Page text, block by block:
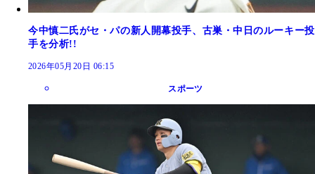
今中慎二氏がセ・パの新人開幕投手、古巣・中日のルーキー投
手を分析!!
2026年05月20日 06:15
スポーツ